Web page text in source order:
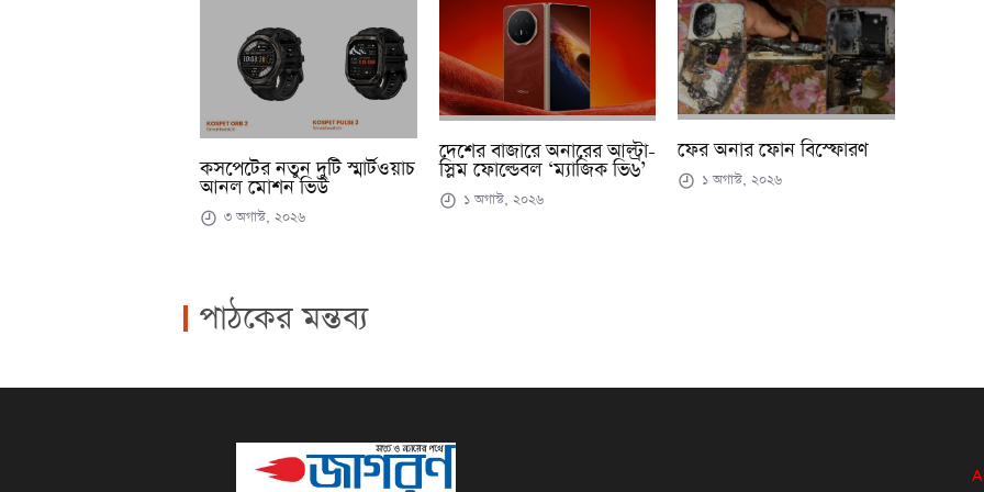
কসপেটের নতুন দুটি স্মার্টওয়াচ
আনল মোশন ভিউ
৩ অগাস্ট, ২০২৬
দেশের বাজারে অনারের আল্ট্রা-
স্লিম ফোল্ডেবল ‘ম্যাজিক ভি৬’
১ অগাস্ট, ২০২৬
ফের অনার ফোন বিস্ফোরণ
১ অগাস্ট, ২০২৬
পাঠকের মন্তব্য